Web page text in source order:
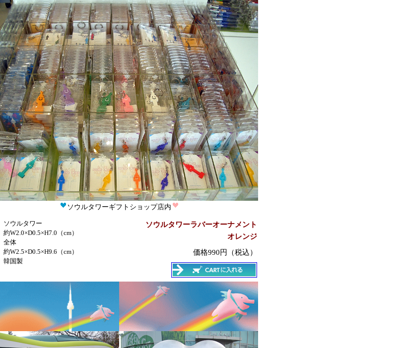
ソウルタワーギフトショップ店内
ソウルタワー
約W2.0×D0.5×H7.0（cm）
全体
約W2.5×D0.5×H9.6（cm）
韓国製
ソウルタワーラバーオーナメント
オレンジ
価格990円（税込）